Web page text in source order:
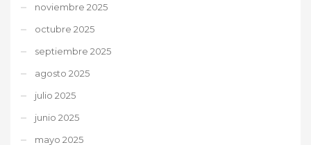
noviembre 2025
octubre 2025
septiembre 2025
agosto 2025
julio 2025
junio 2025
mayo 2025